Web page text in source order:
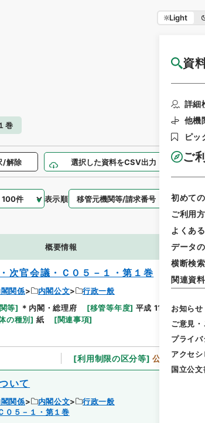
Light
資
詳細
他機
ピッ
ご
初めて
ご利用
よくあ
データ
横断検
関連資料
お知らせ
ご意見・
プライ
アクセ
国立公
巻
/解除 選択した資料をCSV出力
表示順
概要情報
次官会議・Ｃ０５－１・第１巻
関係 内閣公文
行政一般
等] ＊内閣・総理府 [移管等年度] 平成 11 [作成・
の種別] 紙 [関連事項]
[利用制限の区分等] 公開
いて
関係 内閣公文
行政一般
０５－１・第１巻